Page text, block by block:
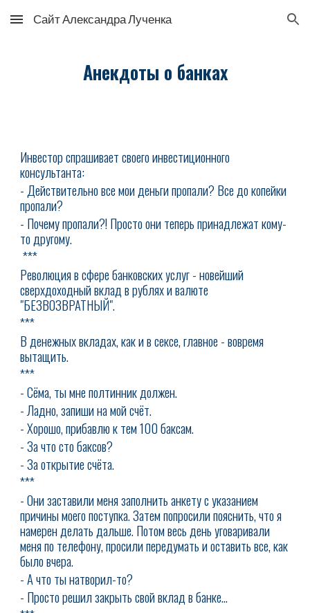
Skip to main content Skip to navigation
Сайт Александра Лученка
Анекдоты о банках
Инвестор спрашивает своего инвестиционного
консультанта:
- Действительно все мои деньги пропали? Все до копейки
пропали?
- Почему пропали?! Просто они теперь принадлежат кому-
то другому.
***
Революция в сфере банковских услуг - новейший
сверхдоходный вклад в рублях и валюте
"БЕЗВОЗВРАТНЫЙ".
***
В денежных вкладах, как и в сексе, главное - вовремя
вытащить.
***
- Сёма, ты мне полтинник должен.
- Ладно, запиши на мой счёт.
- Хорошо, прибавлю к тем 100 баксам.
- За что сто баксов?
- За открытие счёта.
***
- Они заставили меня заполнить анкету с указанием
причины моего поступка. Затем попросили пояснить, что я
намерен делать дальше. Потом весь день уговаривали
меня по телефону, просили передумать и оставить все, как
было вчера.
- А что ты натворил-то?
- Просто решил закрыть свой вклад в банке...